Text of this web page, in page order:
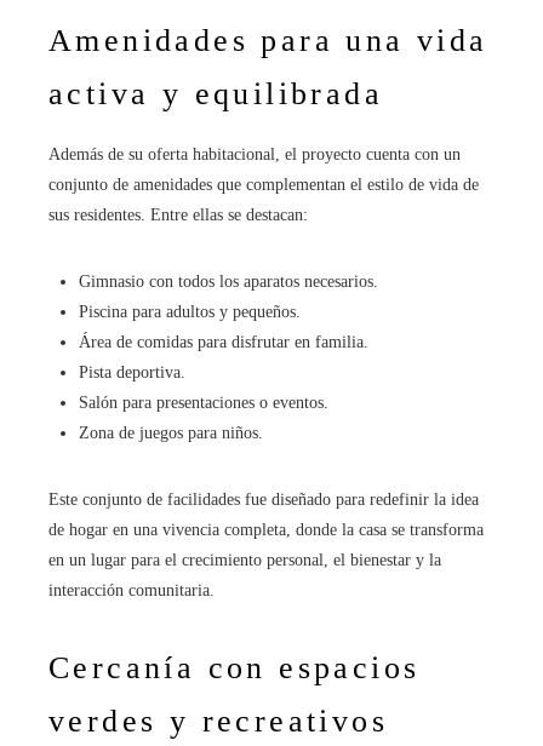
Amenidades para una vida
activa y equilibrada
Además de su oferta habitacional, el proyecto cuenta con un
conjunto de amenidades que complementan el estilo de vida de
sus residentes. Entre ellas se destacan:
Gimnasio con todos los aparatos necesarios.
Piscina para adultos y pequeños.
Área de comidas para disfrutar en familia.
Pista deportiva.
Salón para presentaciones o eventos.
Zona de juegos para niños.
Este conjunto de facilidades fue diseñado para redefinir la idea
de hogar en una vivencia completa, donde la casa se transforma
en un lugar para el crecimiento personal, el bienestar y la
interacción comunitaria.
Cercanía con espacios
verdes y recreativos